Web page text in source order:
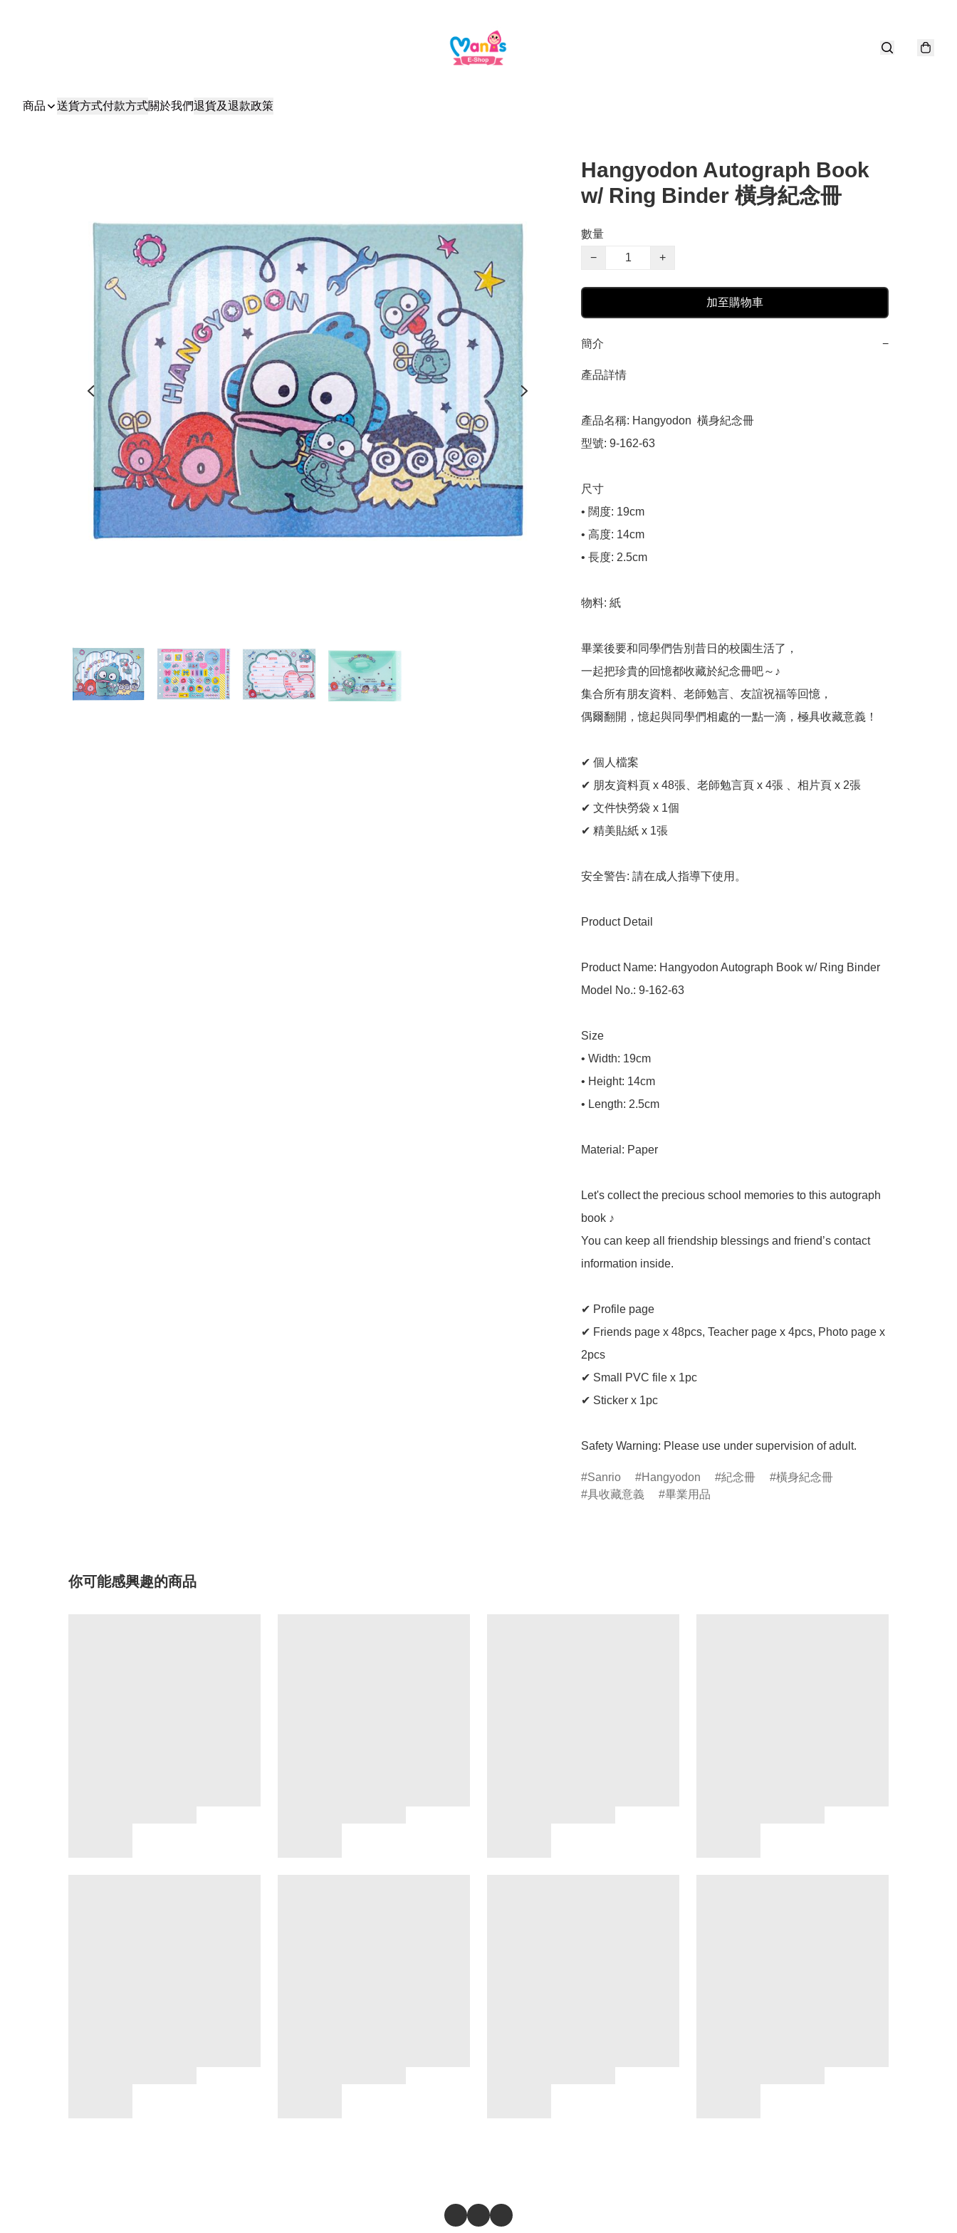
商品 送貨方式付款方式關於我們退貨及退款政策
Hangyodon Autograph Book
w/ Ring Binder 橫身紀念冊
數量
−
+
加至購物車
簡介 −
產品詳情
產品名稱: Hangyodon  橫身紀念冊
型號: 9-162-63
尺寸
• 闊度: 19cm
• 高度: 14cm
• 長度: 2.5cm
物料: 紙
畢業後要和同學們告別昔日的校園生活了，
一起把珍貴的回憶都收藏於紀念冊吧～♪
集合所有朋友資料、老師勉言、友誼祝福等回憶，
偶爾翻開，憶起與同學們相處的一點一滴，極具收藏意義！
✔ 個人檔案
✔ 朋友資料頁 x 48張、老師勉言頁 x 4張 、相片頁 x 2張
✔ 文件快勞袋 x 1個
✔ 精美貼紙 x 1張
安全警告: 請在成人指導下使用。
Product Detail
Product Name: Hangyodon Autograph Book w/ Ring Binder
Model No.: 9-162-63
Size
• Width: 19cm
• Height: 14cm
• Length: 2.5cm
Material: Paper
Let's collect the precious school memories to this autograph
book ♪
You can keep all friendship blessings and friend’s contact
information inside.
✔ Profile page
✔ Friends page x 48pcs, Teacher page x 4pcs, Photo page x
2pcs
✔ Small PVC file x 1pc
✔ Sticker x 1pc
Safety Warning: Please use under supervision of adult.
Sanrio Hangyodon 紀念冊
橫身紀念冊
具收藏意義
畢業用品
你可能感興趣的商品